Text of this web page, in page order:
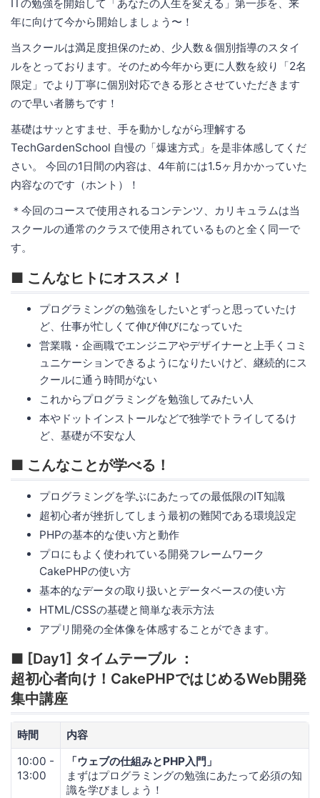
ITの勉強を開始して「あなたの人生を変える」第一歩を、来
年に向けて今から開始しましょう〜！
当スクールは満足度担保のため、少人数＆個別指導のスタイ
ルをとっております。そのため今年から更に人数を絞り「2名
限定」でより丁寧に個別対応できる形とさせていただきます
ので早い者勝ちです！
基礎はサッとすませ、手を動かしながら理解する
TechGardenSchool 自慢の「爆速方式」を是非体感してくだ
さい。 今回の1日間の内容は、4年前には1.5ヶ月かかっていた
内容なのです（ホント）！
＊今回のコースで使用されるコンテンツ、カリキュラムは当
スクールの通常のクラスで使用されているものと全く同一で
す。
■ こんなヒトにオススメ！
プログラミングの勉強をしたいとずっと思っていたけ
ど、仕事が忙しくて伸び伸びになっていた
営業職・企画職でエンジニアやデザイナーと上手くコミ
ュニケーションできるようになりたいけど、継続的にス
クールに通う時間がない
これからプログラミングを勉強してみたい人
本やドットインストールなどで独学でトライしてるけ
ど、基礎が不安な人
■ こんなことが学べる！
プログラミングを学ぶにあたっての最低限のIT知識
超初心者が挫折してしまう最初の難関である環境設定
PHPの基本的な使い方と動作
プロにもよく使われている開発フレームワーク
CakePHPの使い方
基本的なデータの取り扱いとデータベースの使い方
HTML/CSSの基礎と簡単な表示方法
アプリ開発の全体像を体感することができます。
■ [Day1] タイムテーブル ：
超初心者向け！CakePHPではじめるWeb開発
集中講座
時間
内容
10:00 -
13:00
「ウェブの仕組みとPHP入門」
まずはプログラミングの勉強にあたって必須の知
識を学びましょう！